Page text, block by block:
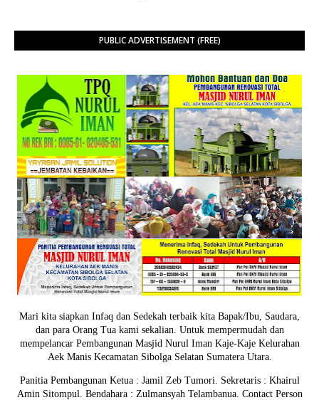
PUBLIC ADVERTISEMENT (FREE)
Mari kita siapkan Infaq dan Sedekah terbaik kita Bapak/Ibu, Saudara,
dan para Orang Tua kami sekalian. Untuk mempermudah dan
mempelancar Pembangunan Masjid Nurul Iman Kaje-Kaje Kelurahan
Aek Manis Kecamatan Sibolga Selatan Sumatera Utara.
Panitia Pembangunan Ketua : Jamil Zeb Tumori. Sekretaris : Khairul
Amin Sitompul. Bendahara : Zulmansyah Telambanua. Contact Person